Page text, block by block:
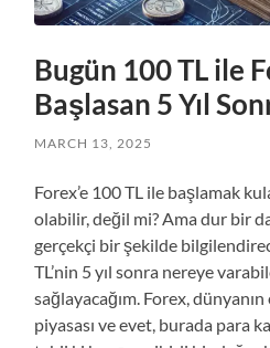
Bugün 100 TL ile
Başlasan 5 Yıl
MARCH 13, 2025
Forex’e 100 TL ile başlamak
olabilir, değil mi? Ama dur bir
gerçekçi bir şekilde
TL’nin 5 yıl sonra nereye
sağlayacağım. Forex,
piyasası ve evet, burada para